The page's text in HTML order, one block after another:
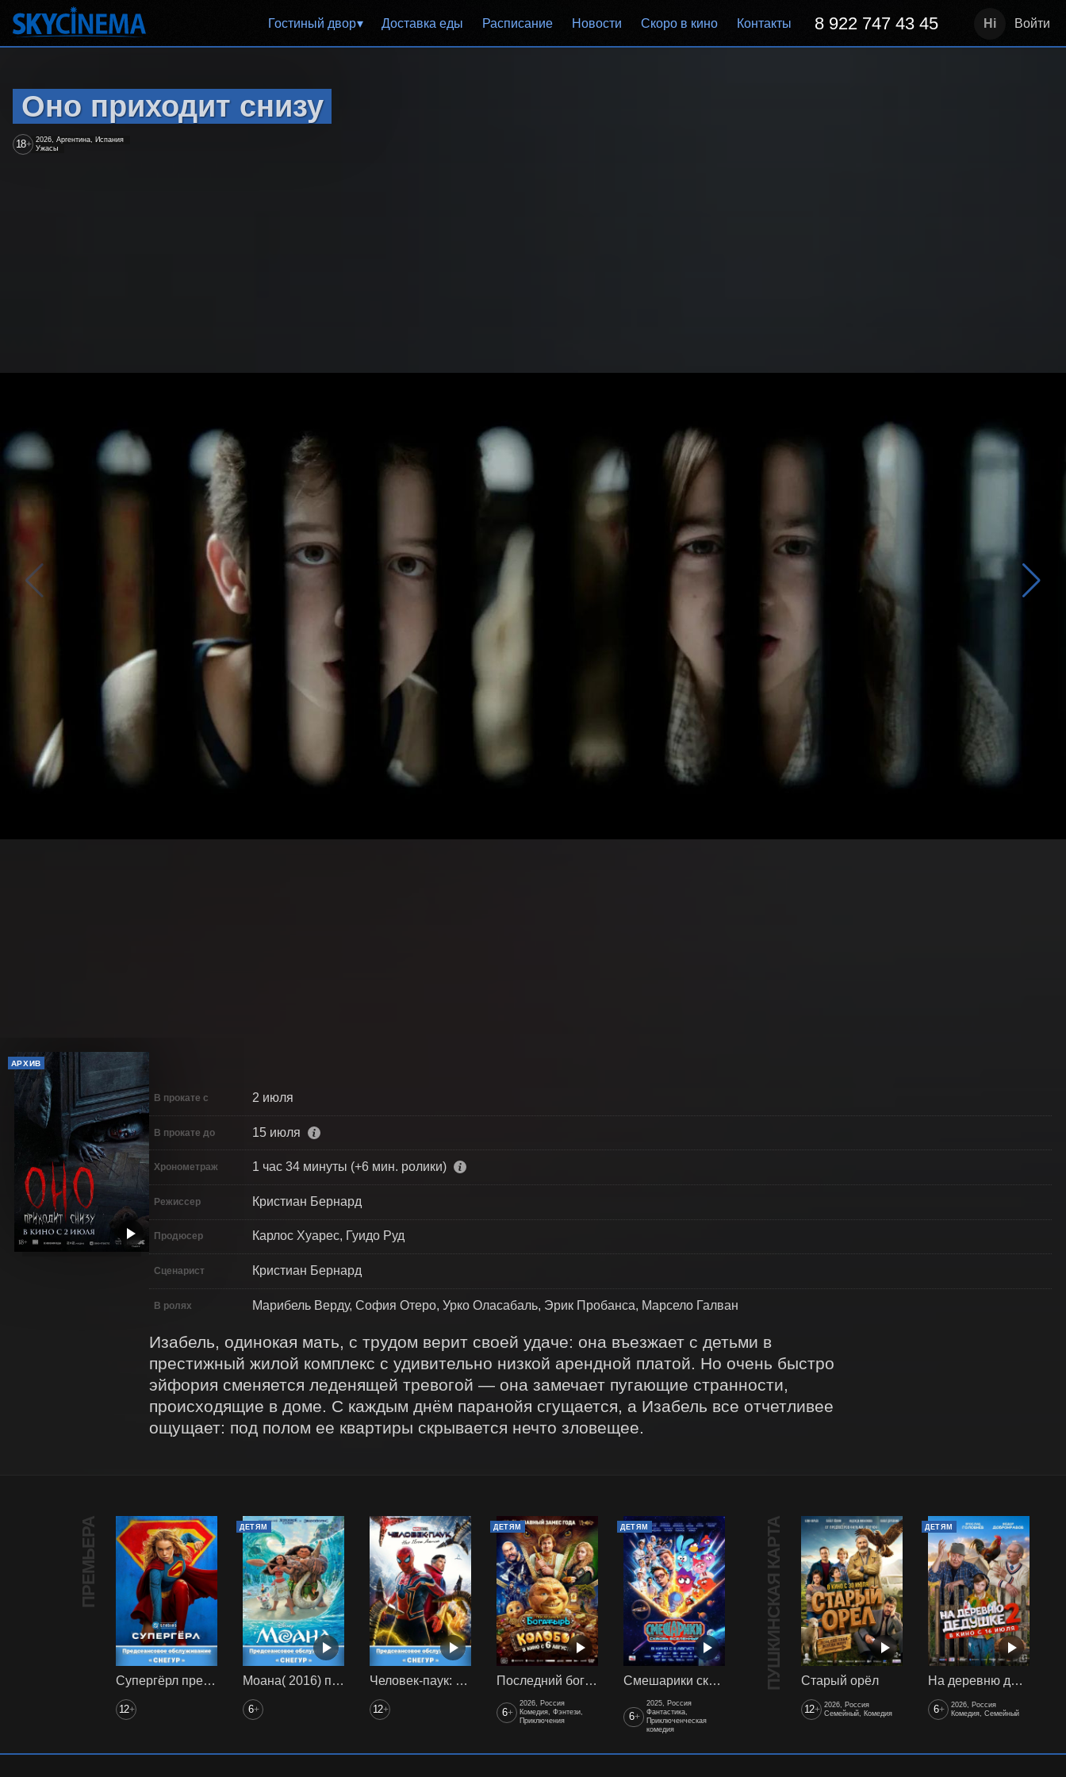
Гостиный двор Доставка еды Расписание Новости Скоро в кино Контакты 8 922 747 43 45 Войти
Оно приходит снизу
18+ 2026, Аргентина, Испания
Ужасы
АРХИВ
В прокате с 2 июля
В прокате до 15 июля
Хронометраж 1 час 34 минуты (+6 мин. ролики)
Режиссер Кристиан Бернард
Продюсер Карлос Хуарес, Гуидо Руд
Сценарист Кристиан Бернард
В ролях Марибель Верду, София Отеро, Урко Оласабаль, Эрик Пробанса, Марсело Галван
Изабель, одинокая мать, с трудом верит своей удаче: она въезжает с детьми в
престижный жилой комплекс с удивительно низкой арендной платой. Но очень быстро
эйфория сменяется леденящей тревогой — она замечает пугающие странности,
происходящие в доме. С каждым днём паранойя сгущается, а Изабель все отчетливее
ощущает: под полом ее квартиры скрывается нечто зловещее.
ПРЕМЬЕРА
Супергёрл предс. обсл. Снегур
12+
ДЕТЯМ
Моана( 2016) предс. обсл. Снегур
6+
Человек-паук: Нет пути домой (2021) предс. обсл. Снегур
12+
ДЕТЯМ
Последний богатырь. Колобок
6+
2026, Россия
Комедия, Фэнтези,
Приключения
ДЕТЯМ
Смешарики сквозь вселенные
6+
2025, Россия
Фантастика,
Приключенческая
комедия
ПУШКИНСКАЯ КАРТА Старый орёл
12+ 2026, Россия
Семейный, Комедия
ДЕТЯМ
На деревню дедушке 2
6+
2026, Россия
Комедия, Семейный